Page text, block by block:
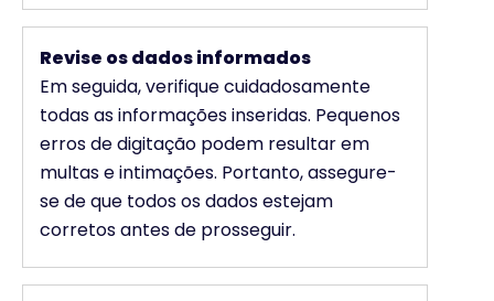
Revise os dados informados
Em seguida, verifique cuidadosamente
todas as informações inseridas. Pequenos
erros de digitação podem resultar em
multas e intimações. Portanto, assegure-
se de que todos os dados estejam
corretos antes de prosseguir.